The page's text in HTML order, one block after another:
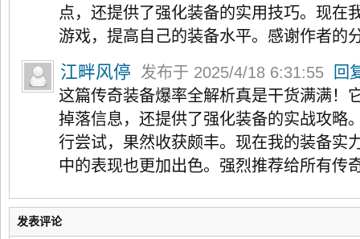
点，还提供了强化装备的实用技巧。现在
游戏，提高自己的装备水平。感谢作者的
江畔风停 发布于 2025/4/18 6:31:55
回
这篇传奇装备爆率全解析真是干货满满！
掉落信息，还提供了强化装备的实战攻略
行尝试，果然收获颇丰。现在我的装备实
中的表现也更加出色。强烈推荐给所有传
发表评论